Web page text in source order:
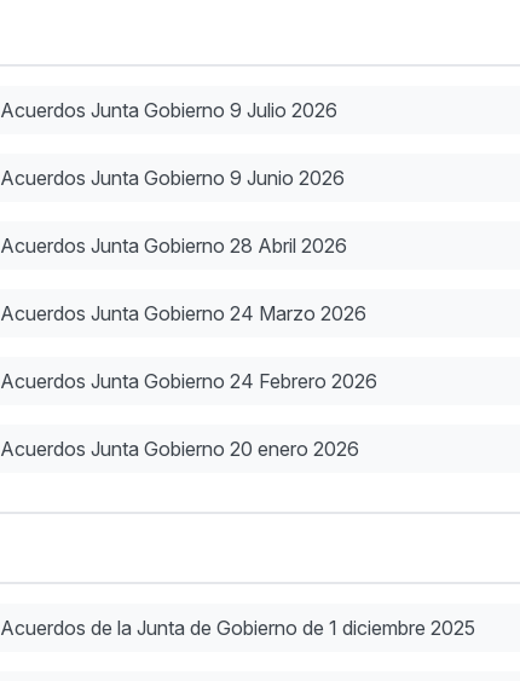
Acuerdos Junta Gobierno 9 Julio 2026
Acuerdos Junta Gobierno 9 Junio 2026
Acuerdos Junta Gobierno 28 Abril 2026
Acuerdos Junta Gobierno 24 Marzo 2026
Acuerdos Junta Gobierno 24 Febrero 2026
Acuerdos Junta Gobierno 20 enero 2026
Acuerdos de la Junta de Gobierno de 1 diciembre 2025